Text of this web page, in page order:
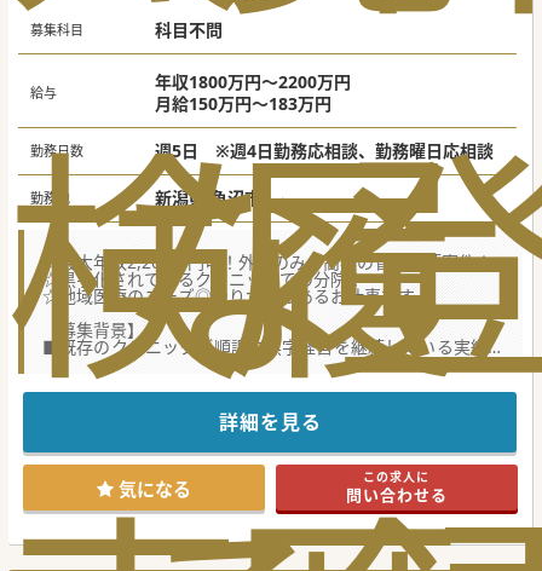
検
な
履
募集科目 科目不問
給与
年収1800万円～2200万円
月給150万円～183万円
勤務日数 週5日 ※週4日勤務応相談、勤務曜日応相談
勤務地 新潟県 魚沼市
☆最大年収2,200万円可！外来のみの高額の管理医師案件！
☆黒字化されているクリニックでの分院！
☆地域医療のニーズ◎やりがいのあるお仕事です。
【募集背景】
■既存のクリニックが順調に黒字経営を継続している実績を
背景として南魚沼市に新たな分院を開設する運びとなりまし
た。
■新規クリニックの開設にあたり、分院長として中心となっ
て施設管理と診療を牽引していただける医師を募集します。
■ベテランの先生は勿論、専門医資格をお持ちでない先生で
も安心して挑戦していただける体制をご用意しております！
【やりがい】
■手厚い待遇のもとで管理医師としての手腕を発揮しなが
ら、地域医療の高度なニーズに応える大きなやりがいを感じ
られます。
■ご自身の専門を活かし、地域住民の皆様の健康を長期的か
詳細を見る
気になる この求人に
問い合わせる